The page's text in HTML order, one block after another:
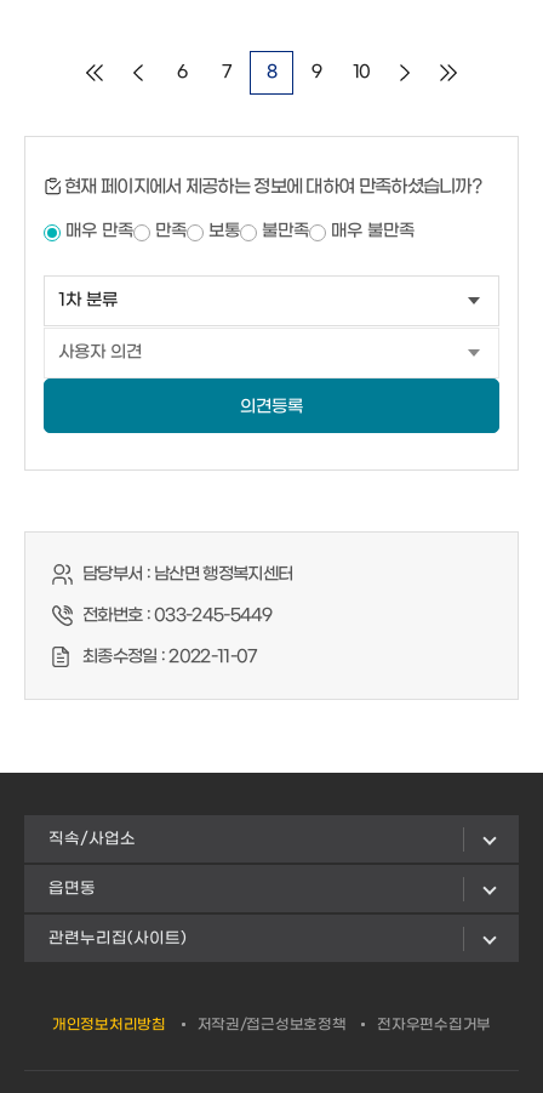
6 7 8 9 10
현재 페이지에서 제공하는 정보에 대하여 만족하셨습니까?
매우 만족 만족 보통 불만족 매우 불만족
의견등록
담당부서 :남산면 행정복지센터
전화번호 :033-245-5449
최종수정일 :2022-11-07
직속/사업소
읍면동
관련누리집(사이트)
개인정보처리방침 저작권/접근성보호정책 전자우편수집거부